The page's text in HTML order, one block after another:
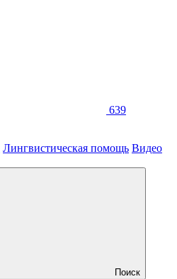
639
Лингвистическая помощь Видео
Поиск